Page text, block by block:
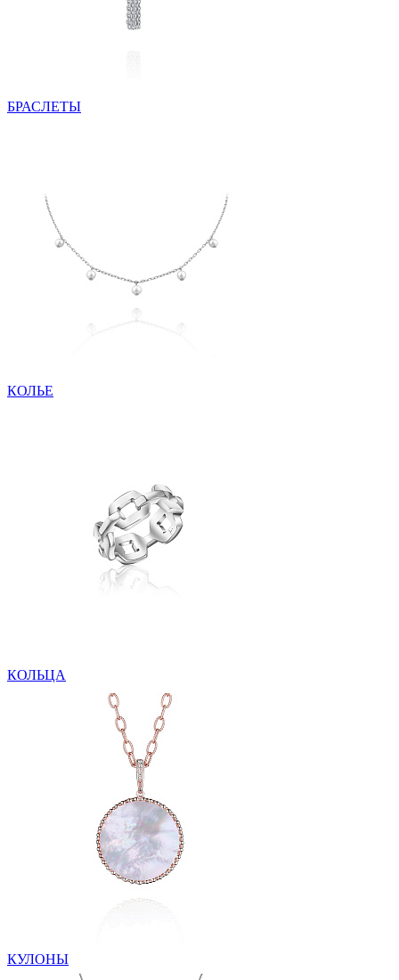
БРАСЛЕТЫ
КОЛЬЕ
КОЛЬЦА
КУЛОНЫ